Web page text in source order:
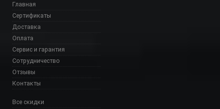
Главная
Сертификаты
Доставка
Оплата
Сервис и гарантия
Сотрудничество
Отзывы
Контакты
Все скидки